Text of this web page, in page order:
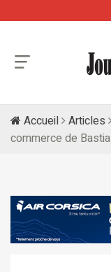
Accueil Articles
commerce de Bastia